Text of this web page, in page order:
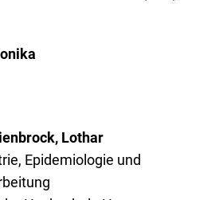
Lothar
Epidemiologie und